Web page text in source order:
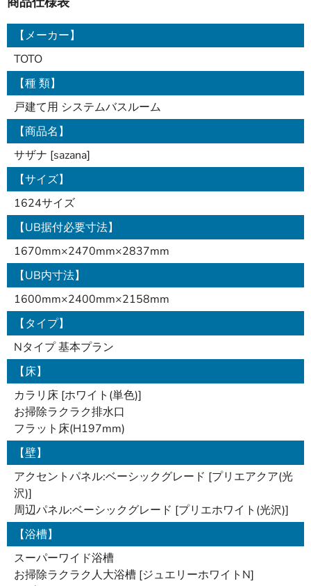
【メーカー】
TOTO
【種 類】
戸建て用 システムバスルーム
【商品名】
サザナ [sazana]
【サイズ】
1624サイズ
【UB据付必要寸法】
1670mm×2470mm×2837mm
【UB内寸法】
1600mm×2400mm×2158mm
【タイプ】
Nタイプ 基本プラン
【床】
カラリ床 [ホワイト(単色)]
お掃除ラクラク排水口
フラット床(H197mm)
【壁】
アクセントパネル:ベーシックグレード [プリエアクア(光
沢)]
周辺パネル:ベーシックグレード [プリエホワイト(光沢)]
【浴槽】
スーパーワイド浴槽
お掃除ラクラク人大浴槽 [ジュエリーホワイトN]